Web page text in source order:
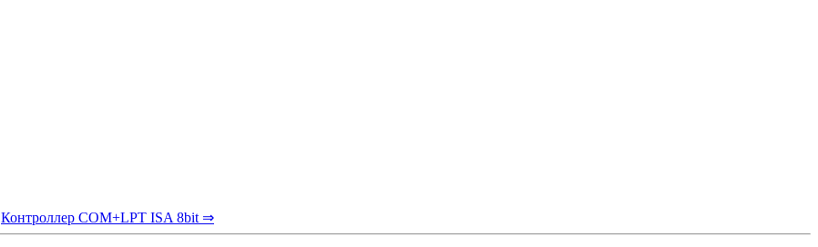
Контроллер COM+LPT ISA 8bit ⇒